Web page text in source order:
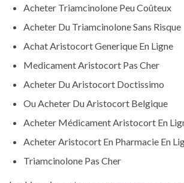
Acheter Triamcinolone Peu Coûteux
Acheter Du Triamcinolone Sans Risque
Achat Aristocort Generique En Ligne
Medicament Aristocort Pas Cher
Acheter Du Aristocort Doctissimo
Ou Acheter Du Aristocort Belgique
Acheter Médicament Aristocort En
Acheter Aristocort En Pharmacie En
Triamcinolone Pas Cher